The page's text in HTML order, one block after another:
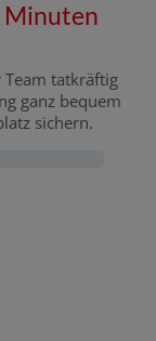
Minuten
Team tatkräftig
ganz bequem
sichern.